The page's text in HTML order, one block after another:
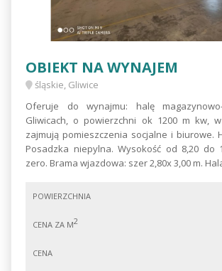
OBIEKT NA WYNAJEM
śląskie, Gliwice
Oferuje do wynajmu: halę
Gliwicach, o powierzchni ok 1200 m kw,
zajmują pomieszczenia socjalne i biurowe.
Posadzka niepylna. Wysokość od 8,20 do
zero. Brama wjazdowa: szer 2,80x 3,00 m.
POWIERZCHNIA
CENA ZA M2
CENA